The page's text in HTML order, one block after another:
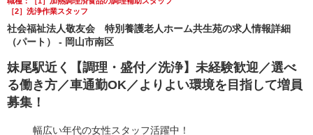
［2］洗浄作業スタッフ
社会福祉法人敬友会 特別養護老人ホーム共生苑の求人情報詳細
（パート） - 岡山市南区
妹尾駅近く【調理・盛付／洗浄】未経験歓迎／選べ
る働き方／車通勤OK／よりよい環境を目指して増員
募集！
幅広い年代の女性スタッフ活躍中！